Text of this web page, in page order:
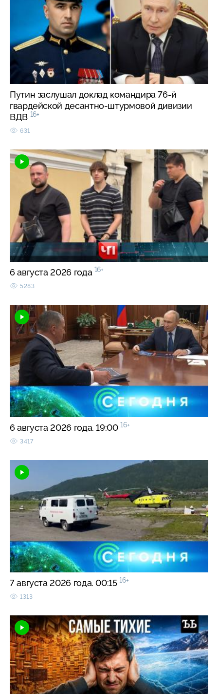
Путин заслушал доклад командира 76-й
гвардейской десантно-штурмовой дивизии
ВДВ 16+
631
6 августа 2026 года 16+
5283
6 августа 2026 года. 19:00 16+
3417
7 августа 2026 года. 00:15 16+
1313